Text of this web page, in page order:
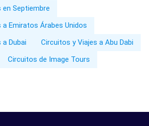
Septiembre
Emiratos Árabes Unidos
Dubai
Circuitos y Viajes a Abu Dabi
Circuitos de Image Tours